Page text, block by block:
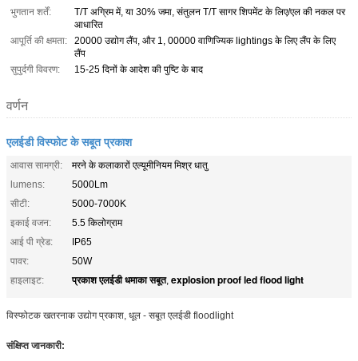
भुगतान शर्तें:
T/T अग्रिम में, या 30% जमा, संतुलन T/T सागर शिपमेंट के लिए/एल की नकल पर
आधारित
आपूर्ति की क्षमता:
20000 उद्योग लैंप, और 1, 00000 वाणिज्यिक lightings के लिए लैंप के लिए
लैंप
सुपुर्दगी विवरण:
15-25 दिनों के आदेश की पुष्टि के बाद
वर्णन
एलईडी विस्फोट के सबूत प्रकाश
आवास सामग्री:
मरने के कलाकारों एल्यूमीनियम मिश्र धातु
lumens:
5000Lm
सीटी:
5000-7000K
इकाई वजन:
5.5 किलोग्राम
आई पी ग्रेड:
IP65
पावर:
50W
हाइलाइट:
प्रकाश एलईडी धमाका सबूत, explosion proof led flood light
विस्फोटक खतरनाक उद्योग प्रकाश, धूल - सबूत एलईडी floodlight
संक्षिप्त जानकारी: